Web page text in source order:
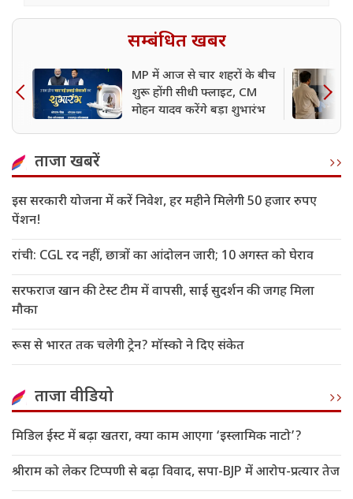
सम्बंधित खबर
MP में आज से चार शहरों के बीच
शुरू होंगी सीधी फ्लाइट, CM
मोहन यादव करेंगे बड़ा शुभारंभ
ताजा खबरें
इस सरकारी योजना में करें निवेश, हर महीने मिलेगी 50 हजार रुपए
पेंशन!
रांची: CGL रद नहीं, छात्रों का आंदोलन जारी; 10 अगस्त को घेराव
सरफराज खान की टेस्ट टीम में वापसी, साई सुदर्शन की जगह मिला
मौका
रूस से भारत तक चलेगी ट्रेन? मॉस्को ने दिए संकेत
ताजा वीडियो
मिडिल ईस्ट में बढ़ा खतरा, क्या काम आएगा ‘इस्लामिक नाटो’?
श्रीराम को लेकर टिप्पणी से बढ़ा विवाद, सपा-BJP में आरोप-प्रत्यार तेज